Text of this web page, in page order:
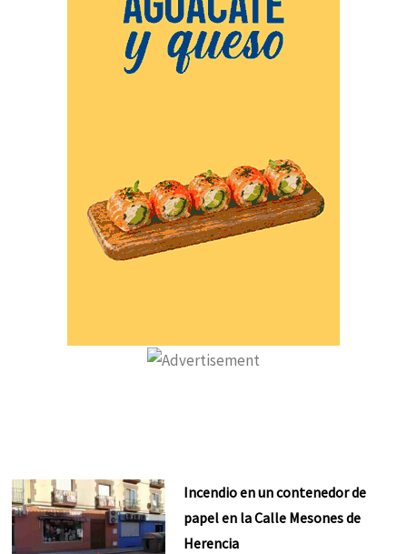
Incendio en un contenedor de
papel en la Calle Mesones de
Herencia